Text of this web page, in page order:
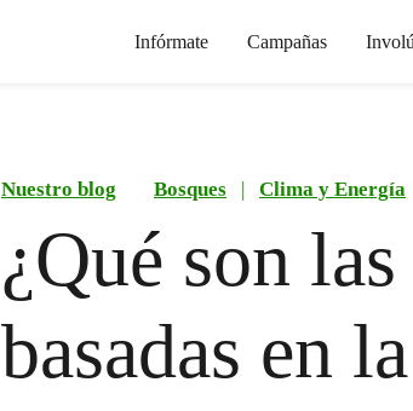
Infórmate Campañas
Nuestro blog Bosques | Clima y Energía
¿Qué son
basadas en